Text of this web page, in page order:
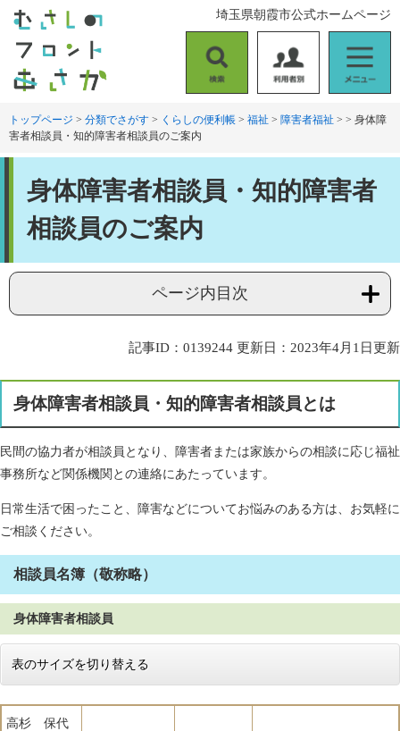
す
。
し
て
索
用
者
ニ
ュ
埼玉県朝霞市公式ホームページ
トップページ > 分類でさがす > くらしの便利帳 > 福祉 > 障害者福祉 > > 身体障
害者相談員・知的障害者相談員のご案内
身体障害者相談員・知的障害者
相談員のご案内
ページ内目次
記事ID：0139244 更新日：2023年4月1日更新
身体障害者相談員・知的障害者相談員とは
民間の協力者が相談員となり、障害者または家族からの相談に応じ福祉
事務所など関係機関との連絡にあたっています。
日常生活で困ったこと、障害などについてお悩みのある方は、お気軽に
ご相談ください。
相談員名簿（敬称略）
身体障害者相談員
表のサイズを切り替える
高杉 保代